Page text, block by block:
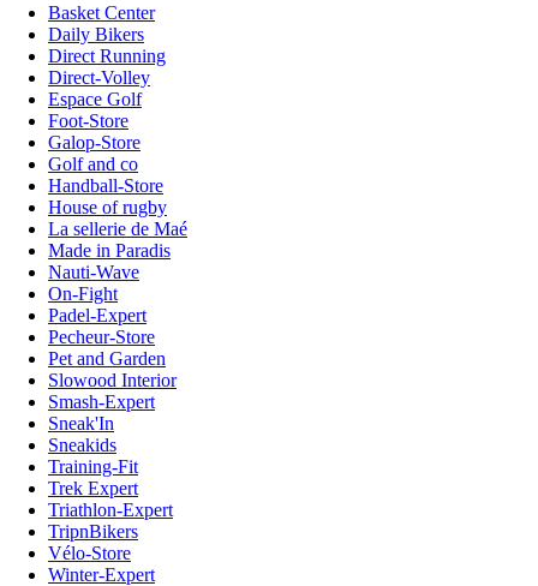
Basket Center
Daily Bikers
Direct Running
Direct-Volley
Espace Golf
Foot-Store
Galop-Store
Golf and co
Handball-Store
House of rugby
La sellerie de Maé
Made in Paradis
Nauti-Wave
On-Fight
Padel-Expert
Pecheur-Store
Pet and Garden
Slowood Interior
Smash-Expert
Sneak'In
Sneakids
Training-Fit
Trek Expert
Triathlon-Expert
TripnBikers
Vélo-Store
Winter-Expert